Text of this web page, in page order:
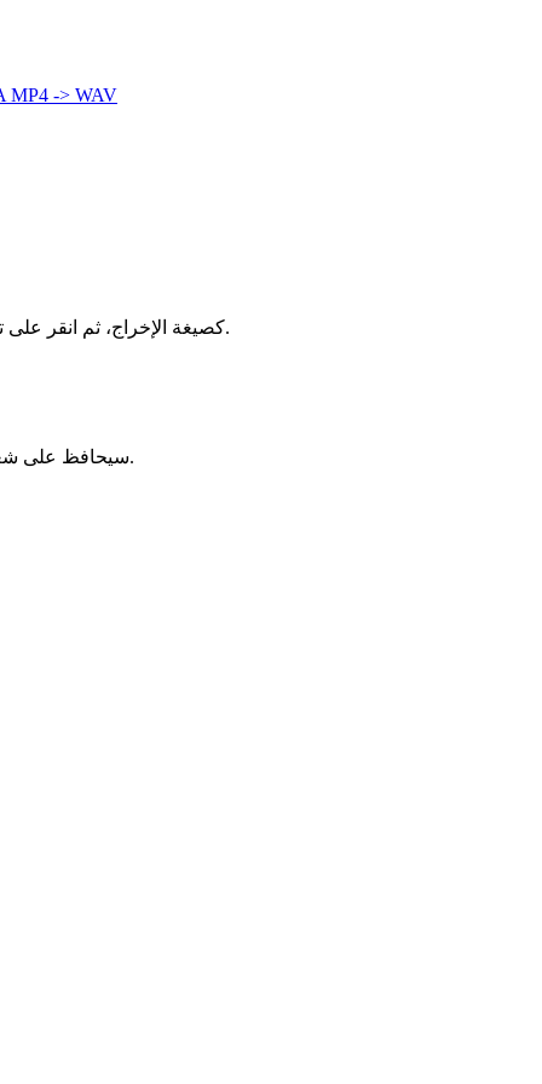
MP4 -> WAV
اسحب ملف MP4 إلى المحول أعلاه، اختر AVI كصيغة الإخراج، ثم انقر على تحويل. تتم العملية بأكملها محليًا في متصفحك — بدون تسجيل، بدون تثبيت، بدون علامة مائية.
يستخدم الإعداد الافتراضي إعدادات عالية الجودة، والفقد بالكاد يُلاحظ. إذا كان مصدر MP4 عالي الدقة، فإن مخرج AVI سيحافظ على شعور بصري قريب جدًا.